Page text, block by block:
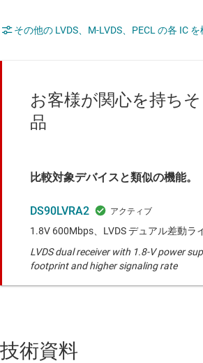
その他の LVDS、M-LVDS、PECL の各 IC
お客様が関心を持ち
品
比較対象デバイスと類似の機能。
DS90LVRA2
1.8V 600Mbps、LVDS デュアル差動ラ
LVDS dual receiver with 1.8-V power
footprint and higher signaling rate
技術資料